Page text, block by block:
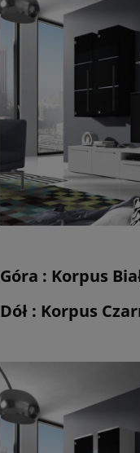
Góra : Korpus
Dół : Korpus